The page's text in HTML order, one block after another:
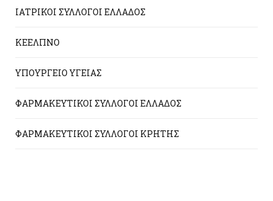
ΙΑΤΡΙΚΟΙ ΣΥΛΛΟΓΟΙ ΕΛΛΑΔΟΣ
ΚΕΕΛΠΝΟ
ΥΠΟΥΡΓΕΙΟ ΥΓΕΙΑΣ
ΦΑΡΜΑΚΕΥΤΙΚΟΙ ΣΥΛΛΟΓΟΙ ΕΛΛΑΔΟΣ
ΦΑΡΜΑΚΕΥΤΙΚΟΙ ΣΥΛΛΟΓΟΙ ΚΡΗΤΗΣ